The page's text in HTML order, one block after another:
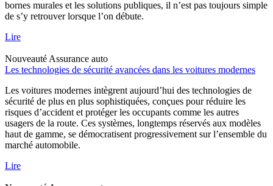
bornes murales et les solutions publiques, il n’est pas toujours simple
de s’y retrouver lorsque l’on débute.
Lire
Nouveauté Assurance auto
Les technologies de sécurité avancées dans les voitures modernes
Les voitures modernes intègrent aujourd’hui des technologies de
sécurité de plus en plus sophistiquées, conçues pour réduire les
risques d’accident et protéger les occupants comme les autres
usagers de la route. Ces systèmes, longtemps réservés aux modèles
haut de gamme, se démocratisent progressivement sur l’ensemble du
marché automobile.
Lire